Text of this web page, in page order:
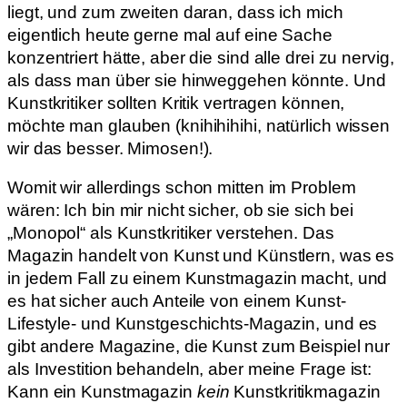
liegt, und zum zweiten daran, dass ich mich
eigentlich heute gerne mal auf eine Sache
konzentriert hätte, aber die sind alle drei zu nervig,
als dass man über sie hinweggehen könnte. Und
Kunstkritiker sollten Kritik vertragen können,
möchte man glauben (knihihihihi, natürlich wissen
wir das besser. Mimosen!).
Womit wir allerdings schon mitten im Problem
wären: Ich bin mir nicht sicher, ob sie sich bei
„Monopol“ als Kunstkritiker verstehen. Das
Magazin handelt von Kunst und Künstlern, was es
in jedem Fall zu einem Kunstmagazin macht, und
es hat sicher auch Anteile von einem Kunst-
Lifestyle- und Kunstgeschichts-Magazin, und es
gibt andere Magazine, die Kunst zum Beispiel nur
als Investition behandeln, aber meine Frage ist:
Kann ein Kunstmagazin kein Kunstkritikmagazin